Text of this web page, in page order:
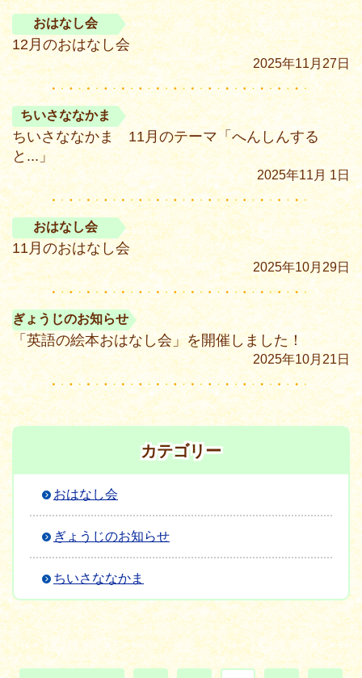
おはなし会
12月のおはなし会
2025年11月27日
ちいさななかま
ちいさななかま 11月のテーマ「へんしんする
と...」
2025年11月 1日
おはなし会
11月のおはなし会
2025年10月29日
ぎょうじのお知らせ
「英語の絵本おはなし会」を開催しました！
2025年10月21日
カテゴリー
おはなし会
ぎょうじのお知らせ
ちいさななかま